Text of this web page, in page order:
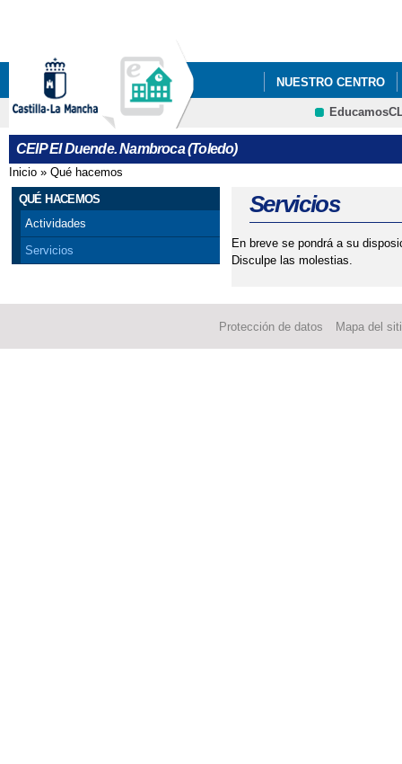
NUESTRO CENTRO
CEIP El Duende. Nambroca (Toledo)
Se encuentra usted aquí
Inicio » Qué hacemos
QUÉ HACEMOS
Actividades
Servicios
Servicios
En breve se pondrá a su
Disculpe las molestias.
Protección de datos Mapa del